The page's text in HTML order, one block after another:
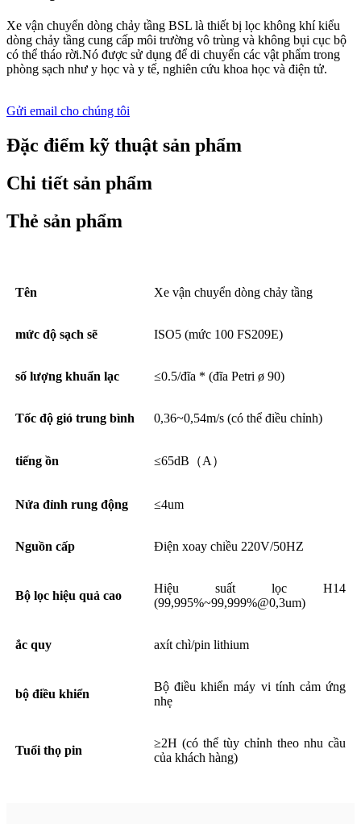
Xe vận chuyển dòng chảy tầng BSL là thiết bị lọc không khí kiểu
dòng chảy tầng cung cấp môi trường vô trùng và không bụi cục bộ
có thể tháo rời.Nó được sử dụng để di chuyển các vật phẩm trong
phòng sạch như y học và y tế, nghiên cứu khoa học và điện tử.
Gửi email cho chúng tôi
Đặc điểm kỹ thuật sản phẩm
Chi tiết sản phẩm
Thẻ sản phẩm
Tên Xe vận chuyển dòng chảy tầng
mức độ sạch sẽ ISO5 (mức 100 FS209E)
số lượng khuẩn lạc ≤0.5/đĩa * (đĩa Petri ø 90)
Tốc độ gió trung bình 0,36~0,54m/s (có thể điều chỉnh)
tiếng ồn ≤65dB（A）
Nửa đỉnh rung động ≤4um
Nguồn cấp Điện xoay chiều 220V/50HZ
Bộ lọc hiệu quả cao
Hiệu suất lọc H14
(99,995%~99,999%@0,3um)
ắc quy axít chì/pin lithium
bộ điều khiển
Bộ điều khiển máy vi tính cảm ứng
nhẹ
Tuổi thọ pin
≥2H (có thể tùy chỉnh theo nhu cầu
của khách hàng)